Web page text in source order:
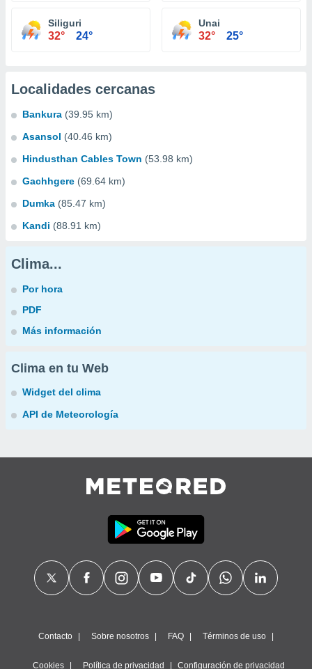
Siliguri
32° 24°
Unai
32° 25°
Localidades cercanas
Bankura (39.95 km)
Asansol (40.46 km)
Hindusthan Cables Town (53.98 km)
Gachhgere (69.64 km)
Dumka (85.47 km)
Kandi (88.91 km)
Clima...
Por hora
PDF
Más información
Clima en tu Web
Widget del clima
API de Meteorología
Contacto Sobre nosotros FAQ Términos de uso
Cookies Política de privacidad Configuración de privacidad